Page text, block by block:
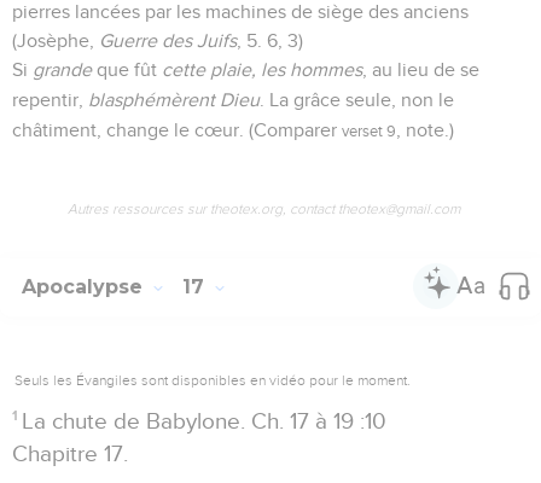
pierres lancées par les machines de siège des anciens
(Josèphe,
Guerre des Juifs, 5. 6, 3)
Si grandeque fût cette plaie, les hommes, au lieu de se
repentir, blasphémèrent Dieu. La grâce seule, non le
châtiment, change le cœur. (Comparer verset 9 , note.)
Autres ressources sur theotex.org, contact theotex@gmail.com
Apocalypse 17
Seuls les Évangiles sont disponibles en vidéo pour le moment.
1
La chute de Babylone. Ch. 17 à 19 :10
Chapitre 17.